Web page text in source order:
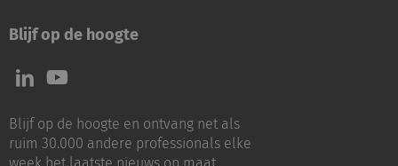
Blijf op de hoogte
Volg
ons
LinkedIn
Volg
ons
Youtube
Blijf op de hoogte en ontvang net als
ruim 30.000 andere professionals elke